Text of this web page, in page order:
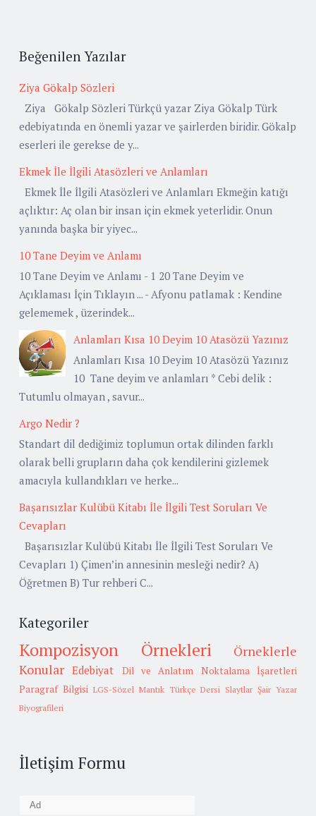
Beğenilen Yazılar
Ziya Gökalp Sözleri
Ziya Gökalp Sözleri Türkçü yazar Ziya Gökalp Türk
edebiyatında en önemli yazar ve şairlerden biridir. Gökalp
eserleri ile gerekse de y...
Ekmek İle İlgili Atasözleri ve Anlamları
Ekmek İle İlgili Atasözleri ve Anlamları Ekmeğin katığı
açlıktır: Aç olan bir insan için ekmek yeterlidir. Onun
yanında başka bir yiyec...
10 Tane Deyim ve Anlamı
10 Tane Deyim ve Anlamı - 1 20 Tane Deyim ve
Açıklaması İçin Tıklayın ... - Afyonu patlamak : Kendine
gelememek , üzerindek...
Anlamları Kısa 10 Deyim 10 Atasözü Yazınız
Anlamları Kısa 10 Deyim 10 Atasözü Yazınız
10 Tane deyim ve anlamları * Cebi delik :
Tutumlu olmayan , savur...
Argo Nedir ?
Standart dil dediğimiz toplumun ortak dilinden farklı
olarak belli grupların daha çok kendilerini gizlemek
amacıyla kullandıkları ve herke...
Başarısızlar Kulübü Kitabı İle İlgili Test Soruları Ve
Cevapları
Başarısızlar Kulübü Kitabı İle İlgili Test Soruları Ve
Cevapları 1) Çimen’in annesinin mesleği nedir? A)
Öğretmen B) Tur rehberi C...
Kategoriler
Kompozisyon Örnekleri
Örneklerle
Konular Edebiyat Dil ve Anlatım
Noktalama İşaretleri
Paragraf Bilgisi LGS-Sözel Mantık Türkçe Dersi Slaytlar Şair Yazar
Biyografileri
İletişim Formu